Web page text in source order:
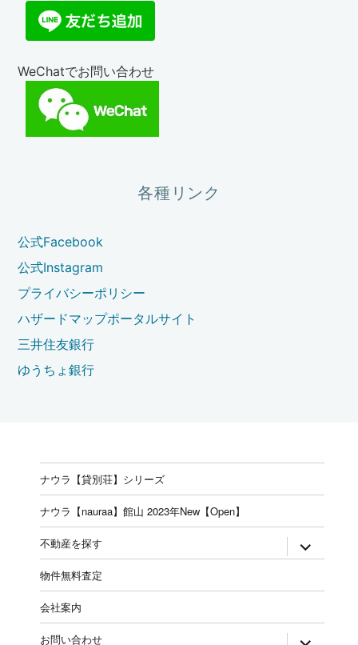
WeChatでお問い合わせ
各種リンク
公式Facebook
公式Instagram
プライバシーポリシー
ハザードマップポータルサイト
三井住友銀行
ゆうちょ銀行
ナウラ【貸別荘】シリーズ
ナウラ【nauraa】館山 2023年New【Open】
不動産を探す expand
child
物件無料査定
会社案内
お問い合わせ expand